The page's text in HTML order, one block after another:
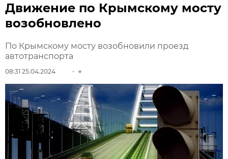
Движение по Крымскому мосту
возобновлено
По Крымскому мосту возобновили проезд
автотранспорта
08:31 25.04.2024